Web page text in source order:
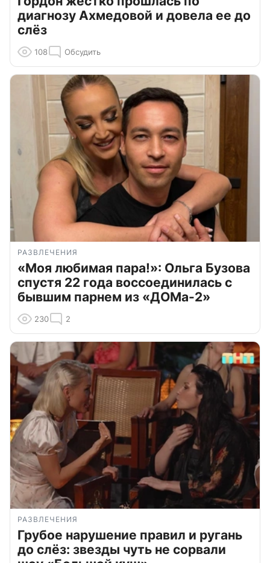
диагнозу Ахмедовой и довела ее до
слёз
108 Обсудить
РАЗВЛЕЧЕНИЯ
«Моя любимая пара!»: Ольга Бузова
спустя 22 года воссоединилась с
бывшим парнем из «ДОМа-2»
230 2
РАЗВЛЕЧЕНИЯ
Грубое нарушение правил и ругань
до слёз: звезды чуть не сорвали